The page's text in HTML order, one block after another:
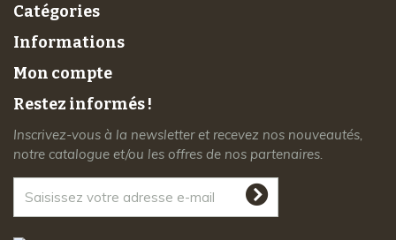
Catégories
Informations
Mon compte
Restez informés !
Inscrivez-vous à la newsletter et recevez nos nouveautés,
notre catalogue et/ou les offres de nos partenaires.